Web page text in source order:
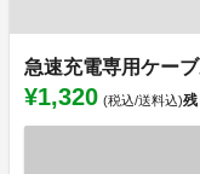
急速充電専用ケー
¥1,320 (税込/送料込)残